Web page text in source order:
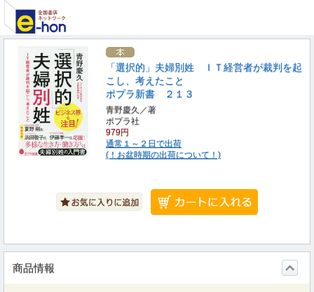
「選択的」夫婦別姓 ＩＴ経営者が裁判を起
こし、考えたこと
ポプラ新書 ２１３
青野慶久／著
ポプラ社
979円
通常１～２日で出荷
(！お盆時期の出荷について！)
商品情報